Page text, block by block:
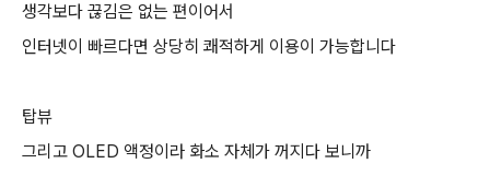
생각보다 끊김은 없는 편이어서
인터넷이 빠르다면 상당히 쾌적하게 이용이 가능합니다
탑뷰
그리고 OLED 액정이라 화소 자체가 꺼지다 보니까